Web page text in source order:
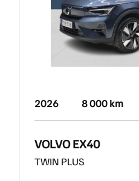
2026 8 000 km
VOLVO EX40
TWIN PLUS